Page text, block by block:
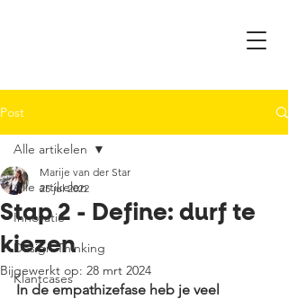
Post
Alle artikelen
Innovatie
Design Thinking
Klantcases
Alle artikelen
Stap 2 - Define: durf te
kiezen
Marije van der Star
25 jul 2022
Bijgewerkt op: 28 mrt 2024
In de empathizefase heb je veel